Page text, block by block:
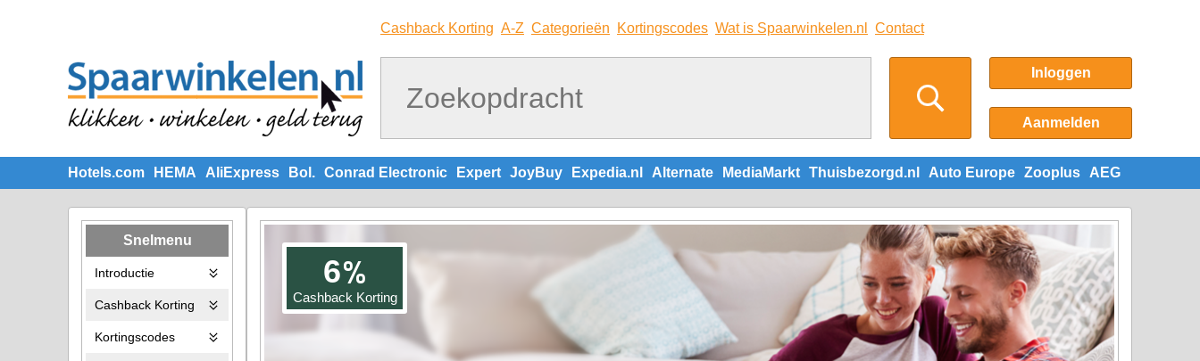
Cashback Korting A-Z Categorieën Kortingscodes Wat is Spaarwinkelen.nl Contact
Inloggen
Aanmelden
Hotels.com HEMA AliExpress Bol. Conrad Electronic Expert JoyBuy Expedia.nl Alternate MediaMarkt Thuisbezorgd.nl Auto Europe Zooplus AEG
Snelmenu
Introductie
Cashback Korting
Kortingscodes
6%
Cashback Korting